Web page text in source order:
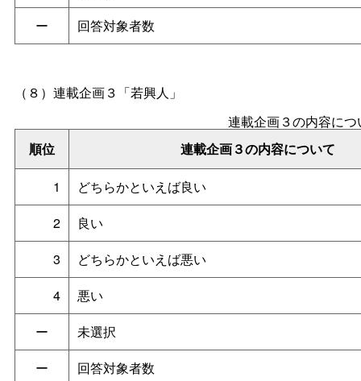
ー
回答対象者数
（８） 連載企画３「若興人」
順位 連載企画３の内容について
連載企画３の内容につ
1
どちらかといえば良い
2
良い
3
どちらかといえば悪い
4
悪い
ー
未選択
ー
回答対象者数